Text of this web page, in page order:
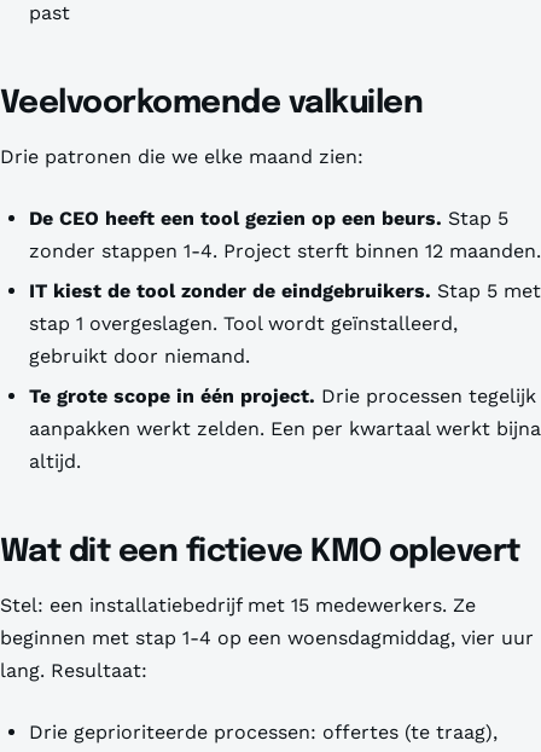
past
Veelvoorkomende valkuilen
Drie patronen die we elke maand zien:
De CEO heeft een tool gezien op een beurs. Stap 5
zonder stappen 1-4. Project sterft binnen 12 maanden.
IT kiest de tool zonder de eindgebruikers. Stap 5 met
stap 1 overgeslagen. Tool wordt geïnstalleerd,
gebruikt door niemand.
Te grote scope in één project. Drie processen tegelijk
aanpakken werkt zelden. Een per kwartaal werkt bijna
altijd.
Wat dit een fictieve KMO oplevert
Stel: een installatiebedrijf met 15 medewerkers. Ze
beginnen met stap 1-4 op een woensdagmiddag, vier uur
lang. Resultaat:
Drie geprioriteerde processen: offertes (te traag),